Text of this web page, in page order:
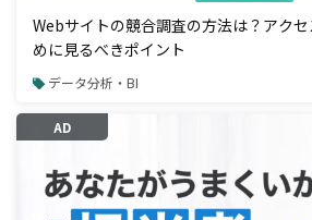
Webサイトの競合調査の方法は？アク
めに見るべきポイント
データ分析・BI
AD